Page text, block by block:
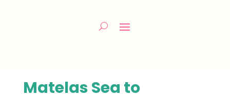
Matelas Sea to